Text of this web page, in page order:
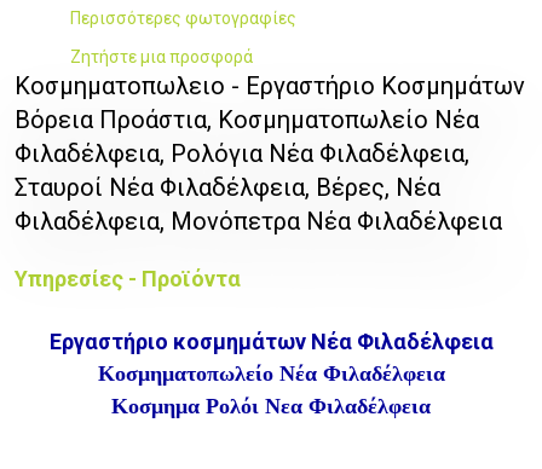
Περισσότερες φωτογραφίες
Ζητήστε μια προσφορά
Κοσμηματοπωλειο - Εργαστήριο Κοσμημάτων
Βόρεια Προάστια, Κοσμηματοπωλείο Νέα
Φιλαδέλφεια, Ρολόγια Νέα Φιλαδέλφεια,
Σταυροί Νέα Φιλαδέλφεια, Βέρες, Νέα
Φιλαδέλφεια, Μονόπετρα Νέα Φιλαδέλφεια
Υπηρεσίες - Προϊόντα
Εργαστήριο κοσμημάτων Νέα Φιλαδέλφεια
Κοσμηματοπωλείο Νέα Φιλαδέλφεια
Κοσμημα Ρολόι Νεα Φιλαδέλφεια